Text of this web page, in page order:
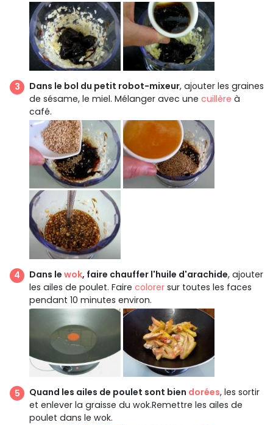
Dans le bol du petit robot-mixeur, ajouter les graines
de sésame, le miel. Mélanger avec une cuillère à
café.
Dans le wok, faire chauffer l'huile d'arachide, ajouter
les ailes de poulet. Faire colorer sur toutes les faces
pendant 10 minutes environ.
Quand les ailes de poulet sont bien dorées, les sortir
et enlever la graisse du wok.Remettre les ailes de
poulet dans le wok.